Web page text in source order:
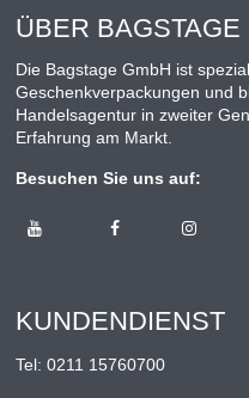
ÜBER BAGSTAGE
Die Bagstage GmbH ist
Geschenkverpackungen und
Handelsagentur in zweiter
Erfahrung am Markt.
Besuchen Sie uns auf:
KUNDENDIENST
Tel:0211 15760700